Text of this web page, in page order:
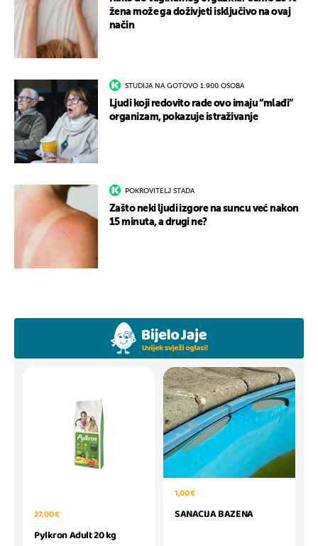
žena može ga doživjeti isključivo na ovaj
način
STUDIJA NA GOTOVO 1.900 OSOBA
Ljudi koji redovito rade ovo imaju “mlađi”
organizam, pokazuje istraživanje
POKROVITELJ STADA
Zašto neki ljudi izgore na suncu već nakon
15 minuta, a drugi ne?
27,00 €
Pylkron Adult 20 kg
1,00 €
SANACIJA BAZENA